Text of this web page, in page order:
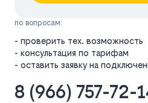
по вопросам:
- проверить тех. возможность
- консультация по тарифам
- оставить заявку на
8 (966) 757-72-